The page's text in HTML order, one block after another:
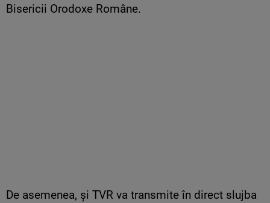
Bisericii Orodoxe Române.
De asemenea, și TVR va transmite în direct slujba